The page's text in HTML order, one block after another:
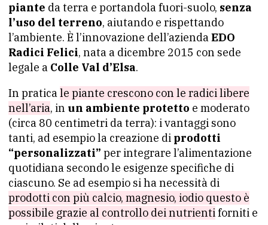
piante da terra e portandola fuori-suolo, senza
l’uso del terreno, aiutando e rispettando
l’ambiente. È l’innovazione dell’aziendaEDO
Radici Felici, nata a dicembre 2015 con sede
legale a Colle Val d’Elsa.
In praticale piante crescono con le radici libere
nell’aria, in un ambiente protetto e moderato
(circa 80 centimetri da terra): i vantaggi sono
tanti, ad esempio la creazione di prodotti
“personalizzati” per integrare l’alimentazione
quotidiana secondo le esigenze specifiche di
ciascuno. Se ad esempio si ha necessità di
prodotti con più calcio, magnesio, iodio questo è
possibile grazie al controllo dei nutrientiforniti e